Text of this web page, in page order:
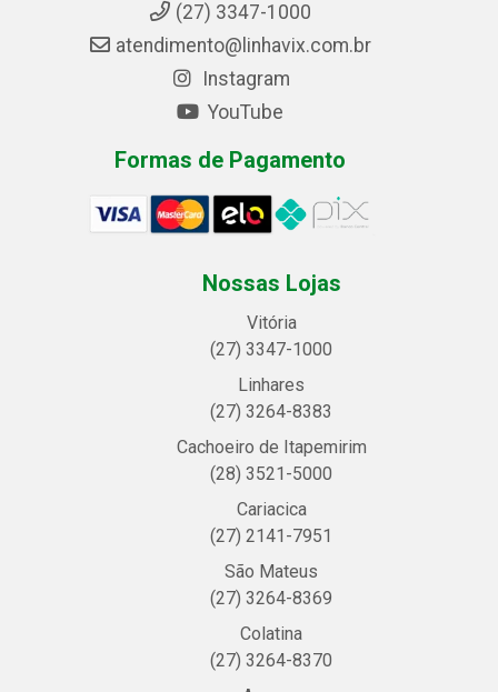
(27) 3347-1000
atendimento@linhavix.com.br
Instagram
YouTube
Formas de Pagamento
Nossas Lojas
Vitória
(27) 3347-1000
Linhares
(27) 3264-8383
Cachoeiro de Itapemirim
(28) 3521-5000
Cariacica
(27) 2141-7951
São Mateus
(27) 3264-8369
Colatina
(27) 3264-8370